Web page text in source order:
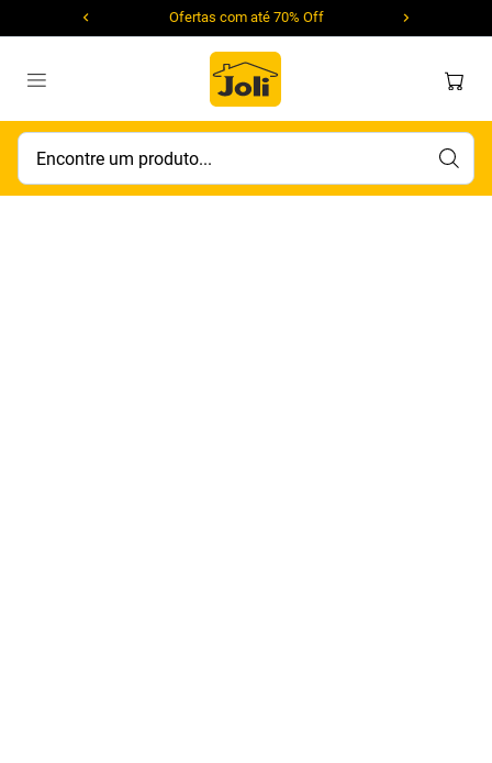
Ofertas com até 70% Off
Encontre um produto...